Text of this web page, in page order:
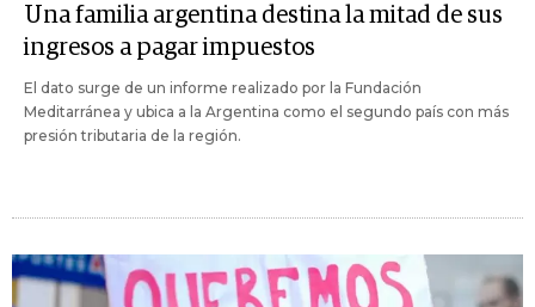
Una familia argentina destina la mitad de sus
ingresos a pagar impuestos
El dato surge de un informe realizado por la Fundación
Meditarránea y ubica a la Argentina como el segundo país con más
presión tributaria de la región.